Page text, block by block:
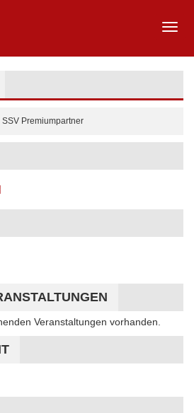
SSV Premiumpartner
Hinweis
Veranstaltungen vorhanden.